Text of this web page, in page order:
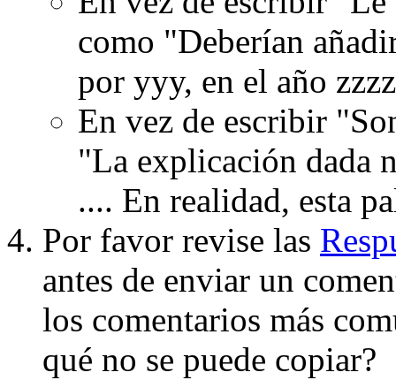
como "Deberían
por yyy, en el año
En vez de escribir
"La explicación dada
.... En realidad, esta
Por favor revise las
antes de enviar un
los comentarios más
qué no se puede copiar?